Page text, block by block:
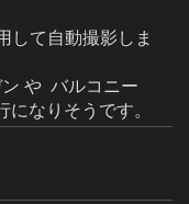
して自動撮影しま
や  バルコニー